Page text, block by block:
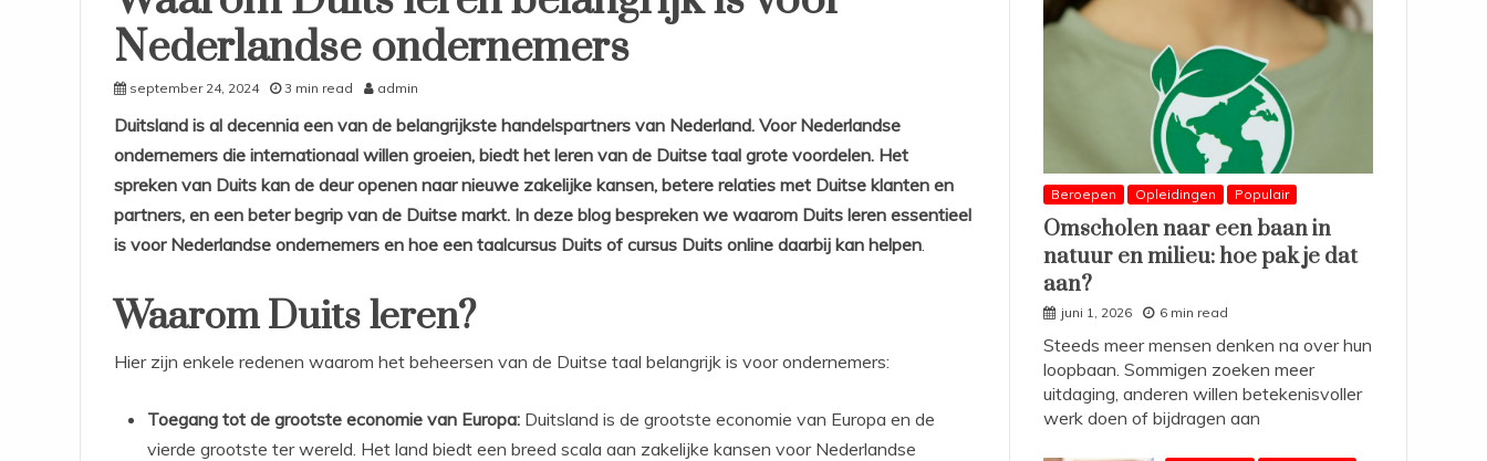
Nederlandse ondernemers
september 24, 2024 3 min read admin
Duitsland is al decennia een van de belangrijkste handelspartners van Nederland. Voor Nederlandse
ondernemers die internationaal willen groeien, biedt het leren van de Duitse taal grote voordelen. Het
spreken van Duits kan de deur openen naar nieuwe zakelijke kansen, betere relaties met Duitse klanten en
partners, en een beter begrip van de Duitse markt. In deze blog bespreken we waarom Duits leren essentieel
is voor Nederlandse ondernemers en hoe een taalcursus Duits of cursus Duits online daarbij kan helpen.
Waarom Duits leren?
Hier zijn enkele redenen waarom het beheersen van de Duitse taal belangrijk is voor ondernemers:
Toegang tot de grootste economie van Europa: Duitsland is de grootste economie van Europa en de
vierde grootste ter wereld. Het land biedt een breed scala aan zakelijke kansen voor Nederlandse
Beroepen Opleidingen Populair
Omscholen naar een baan in
natuur en milieu: hoe pak je dat
aan?
juni 1, 2026 6 min read
Steeds meer mensen denken na over hun
loopbaan. Sommigen zoeken meer
uitdaging, anderen willen betekenisvoller
werk doen of bijdragen aan